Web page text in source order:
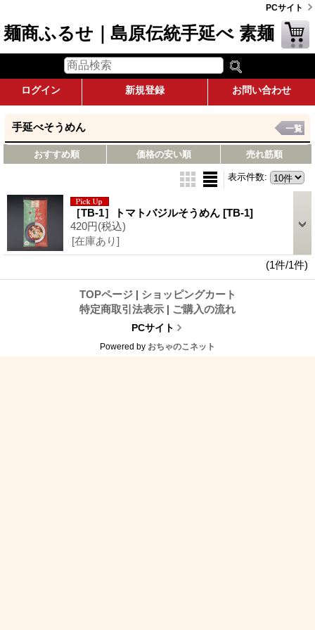
PCサイト
麺商ふるせ｜島原伝統手延べ 素麺
ログイン 新規登録 お問い合わせ
手延べそうめん 一覧
おすすめ順 価格の安い順 売れ筋順
表示件数:
［TB-1］トマトバジルそうめん [TB-1]
420円(税込)
[在庫あり]
(1件/1件)
TOPページ | ショッピングカート
特定商取引法表示 | ご購入の流れ
PCサイト
Powered by おちゃのこネット